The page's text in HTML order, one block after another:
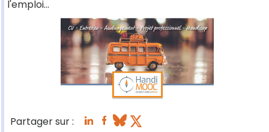
l'emploi…
Partager sur :